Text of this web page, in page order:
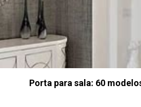
Porta para sala: 60